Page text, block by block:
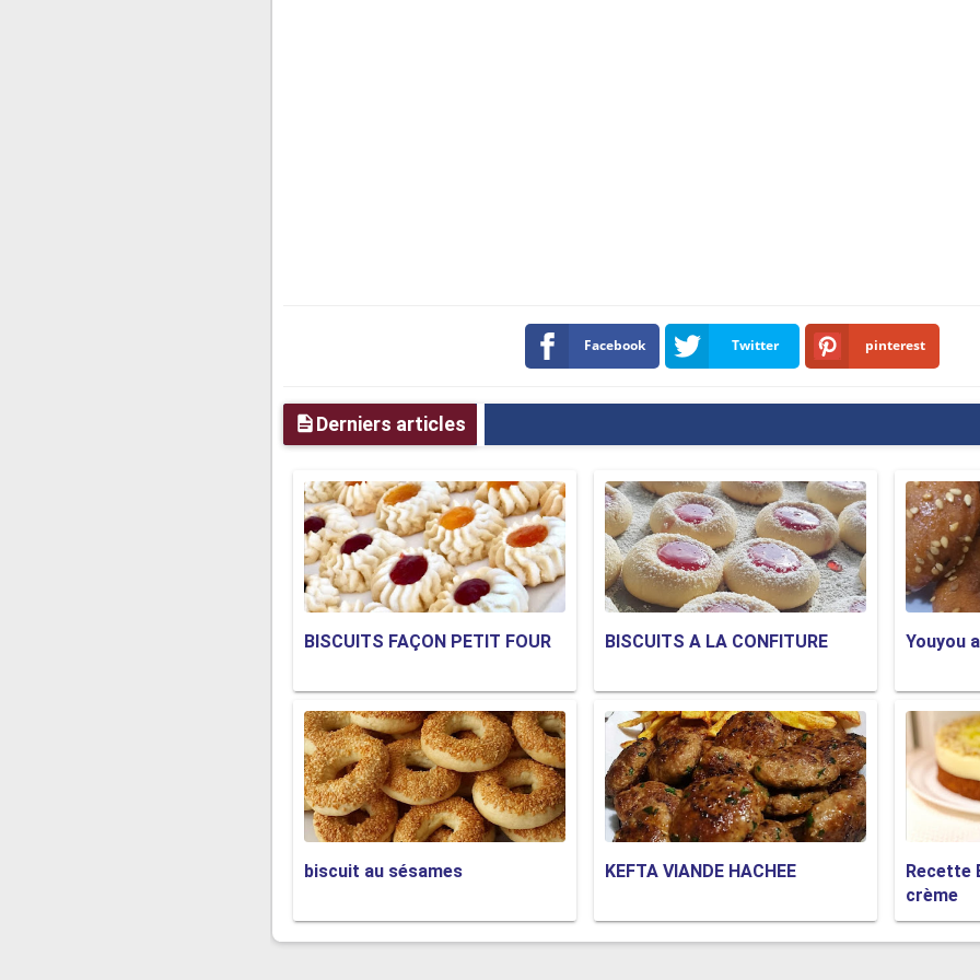
Facebook Twitter pinterest
Derniers articles
Youyou
BISCUITS A LA CONFITURE
BISCUITS FAÇON PETIT FOUR
Recette
crème
KEFTA VIANDE HACHEE
biscuit au sésames